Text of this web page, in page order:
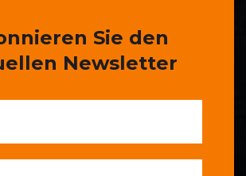
Sie den
Newsletter